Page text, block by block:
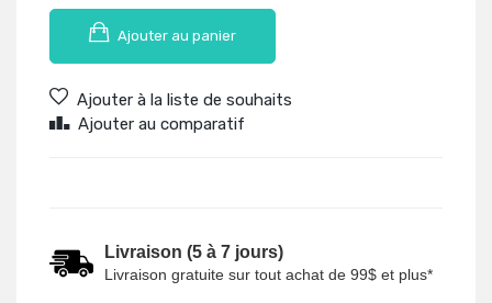
Ajouter au panier
Ajouter à la liste de souhaits
Ajouter au comparatif
Livraison (5 à 7 jours)
Livraison gratuite sur tout achat de 99$ et plus*